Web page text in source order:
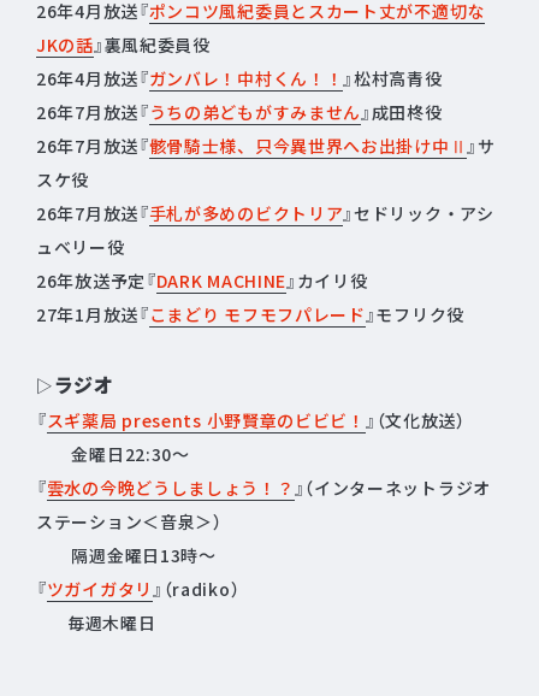
26年4月放送『ポンコツ風紀委員とスカート丈が不適切な
JKの話 』裏風紀委員役
26年4月放送『ガンバレ！中村くん！！ 』松村高青役
26年7月放送『うちの弟どもがすみません 』成田柊役
26年7月放送『骸骨騎士様、只今異世界へお出掛け中Ⅱ 』サ
スケ役
26年7月放送『手札が多めのビクトリア 』セドリック・アシ
ュベリー役
26年放送予定『DARK MACHINE 』カイリ役
27年1月放送『こまどり モフモフパレード 』モフリク役
▷ラジオ
『スギ薬局 presents 小野賢章のビビビ！ 』（文化放送）
金曜日22:30～
『雲水の今晩どうしましょう！？ 』（インターネットラジオ
ステーション＜音泉＞）
隔週金曜日13時～
『ツガイガタリ 』（radiko）
毎週木曜日